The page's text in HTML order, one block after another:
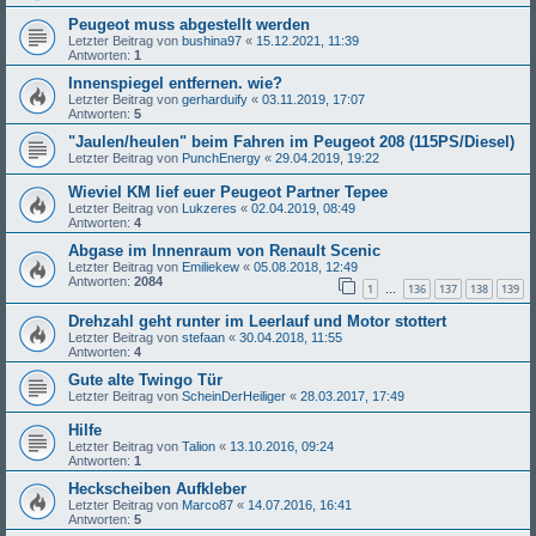
Peugeot muss abgestellt werden
Letzter Beitrag von bushina97 « 15.12.2021, 11:39
Antworten: 1
Innenspiegel entfernen. wie?
Letzter Beitrag von gerharduify « 03.11.2019, 17:07
Antworten: 5
"Jaulen/heulen" beim Fahren im Peugeot 208 (115PS/Diesel)
Letzter Beitrag von PunchEnergy « 29.04.2019, 19:22
Wieviel KM lief euer Peugeot Partner Tepee
Letzter Beitrag von Lukzeres « 02.04.2019, 08:49
Antworten: 4
Abgase im Innenraum von Renault Scenic
Letzter Beitrag von Emiliekew « 05.08.2018, 12:49
Antworten: 2084 1 … 136 137 138 139
Drehzahl geht runter im Leerlauf und Motor stottert
Letzter Beitrag von stefaan « 30.04.2018, 11:55
Antworten: 4
Gute alte Twingo Tür
Letzter Beitrag von ScheinDerHeiliger « 28.03.2017, 17:49
Hilfe
Letzter Beitrag von Talion « 13.10.2016, 09:24
Antworten: 1
Heckscheiben Aufkleber
Letzter Beitrag von Marco87 « 14.07.2016, 16:41
Antworten: 5